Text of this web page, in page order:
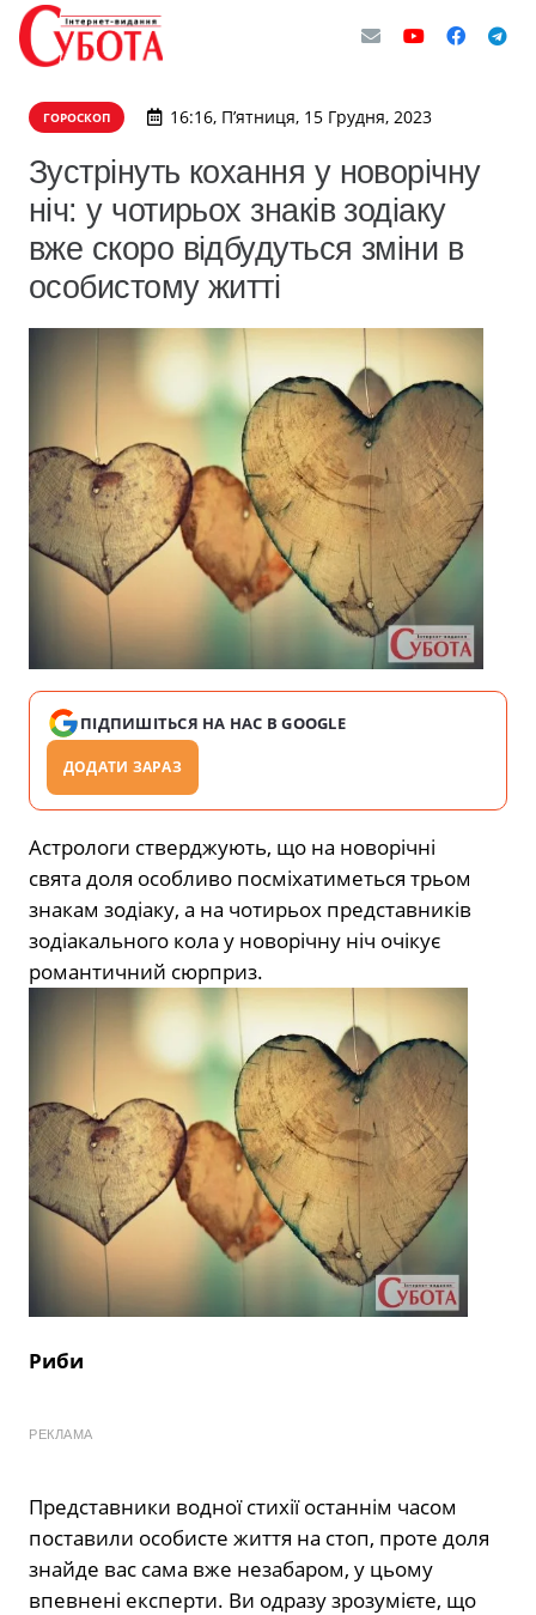
ГОРОСКОП 16:16, П’ятниця, 15 Грудня, 2023
Зустрінуть кохання у новорічну
ніч: у чотирьох знаків зодіаку
вже скоро відбудуться зміни в
особистому житті
ПІДПИШІТЬСЯ НА НАС В GOOGLE
ДОДАТИ ЗАРАЗ
Астрологи стверджують, що на новорічні
свята доля особливо посміхатиметься трьом
знакам зодіаку, а на чотирьох представників
зодіакального кола у новорічну ніч очікує
романтичний сюрприз.
Риби
РЕКЛАМА
Представники водної стихії останнім часом
поставили особисте життя на стоп, проте доля
знайде вас сама вже незабаром, у цьому
впевнені експерти. Ви одразу зрозумієте, що